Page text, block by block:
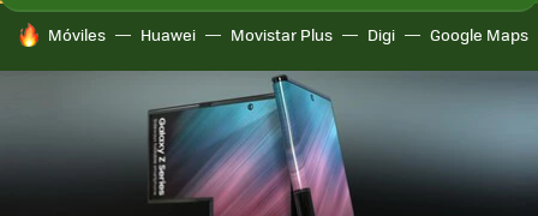
HOY SE HABLA DE
Móviles Huawei Movistar Plus Digi Google Maps